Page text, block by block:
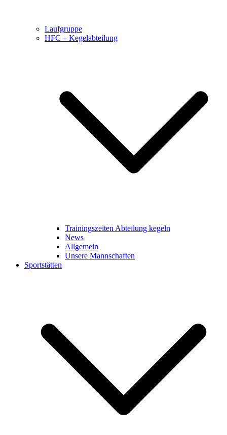
Laufgruppe
HFC – Kegelabteilung
Trainingszeiten Abteilung kegeln
News
Allgemein
Unsere Mannschaften
Sportstätten